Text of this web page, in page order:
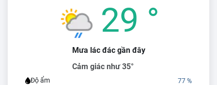
29 °
Mưa lác đác gần đây
Cảm giác như 35°
Độ ẩm 77 %